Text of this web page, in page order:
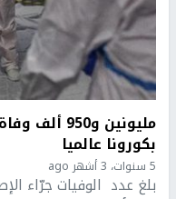
بكورونا عالميا
5 سنوات، 3 أشهر ago
بلغ عدد الوفيات جرّاء